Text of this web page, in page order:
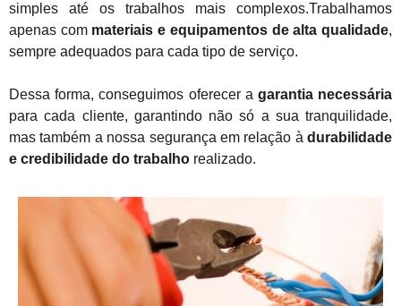
simples até os trabalhos mais complexos.Trabalhamos
apenas com materiais e equipamentos de alta qualidade,
sempre adequados para cada tipo de serviço.
Dessa forma, conseguimos oferecer a garantia necessária
para cada cliente, garantindo não só a sua tranquilidade,
mas também a nossa segurança em relação à durabilidade
e credibilidade do trabalho realizado.